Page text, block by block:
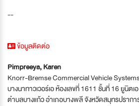
--
ข้อมูลติดต่อ
Pimpreeya, Karen
Knorr-Bremse Commercial Vehicle
บางนาทาวเวอร์เอ ห้องเลขที่ 1611 ชั้นที่ 16 ยูนิต
ตำบลบางแก้ว อำเภอบางพลี จังหวัดสมุทรปรากา